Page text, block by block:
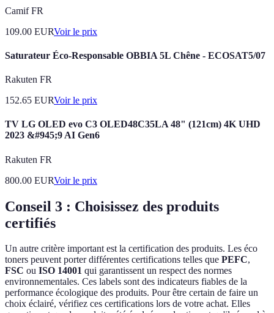
Camif FR
109.00 EURVoir le prix
Saturateur Éco-Responsable OBBIA 5L Chêne - ECOSAT5/07
Rakuten FR
152.65 EURVoir le prix
TV LG OLED evo C3 OLED48C35LA 48" (121cm) 4K UHD
2023 &#945;9 AI Gen6
Rakuten FR
800.00 EURVoir le prix
Conseil 3 : Choisissez des produits
certifiés
Un autre critère important est la certification des produits. Les éco
toners peuvent porter différentes certifications telles que PEFC,
FSC ou ISO 14001 qui garantissent un respect des normes
environnementales. Ces labels sont des indicateurs fiables de la
performance écologique des produits. Pour être certain de faire un
choix éclairé, vérifiez ces certifications lors de votre achat. Elles